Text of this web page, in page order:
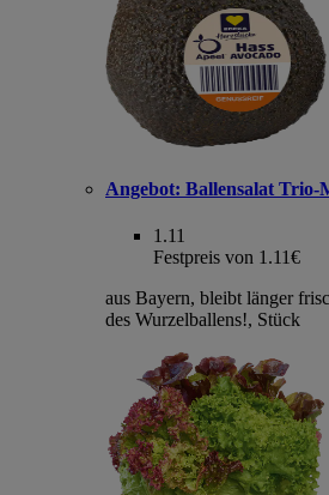
Angebot: Ballensalat Trio-
1.11
Festpreis von 1.11€
aus Bayern, bleibt länger
des Wurzelballens!, Stück